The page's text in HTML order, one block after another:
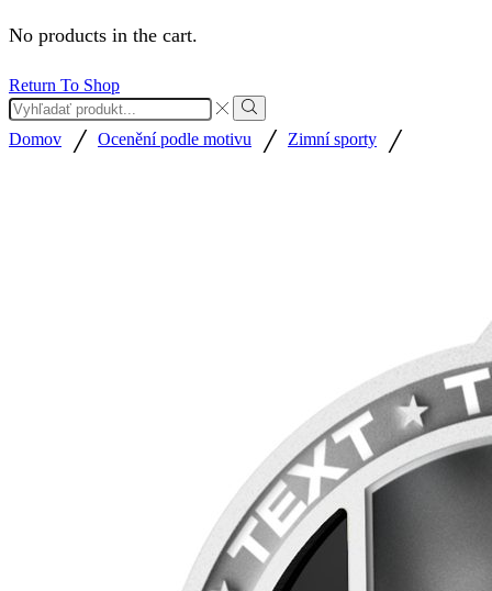
No products in the cart.
Return To Shop
Search
input
Search
Domov / Ocenění podle motivu / Zimní sporty /